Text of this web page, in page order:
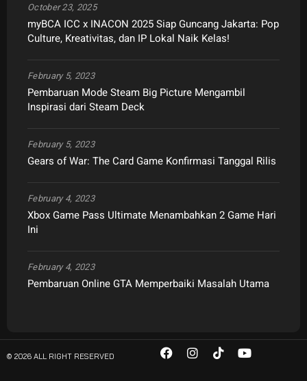
myBCA ICC x INACON 2025 Siap Guncang Jakarta: Pop
Culture, Kreativitas, dan IP Lokal Naik Kelas!
October 23, 2025
Pembaruan Mode Steam Big Picture Mengambil
Inspirasi dari Steam Deck
February 5, 2023
Gears of War: The Card Game Konfirmasi Tanggal Rilis
February 5, 2023
Xbox Game Pass Ultimate Menambahkan 2 Game Hari
Ini
February 4, 2023
Pembaruan Online GTA Memperbaiki Masalah Utama
February 4, 2023
© 2026 ALL RIGHT RESERVED